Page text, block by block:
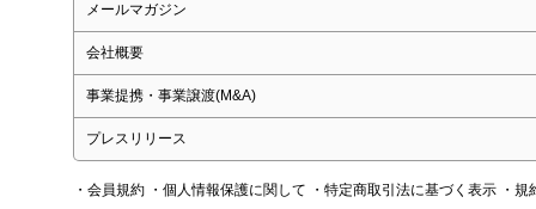
メールマガジン
会社概要
事業提携・事業譲渡(M&A)
プレスリリース
・会員規約 ・個人情報保護に関して ・特定商取引法に基づく表示 ・規